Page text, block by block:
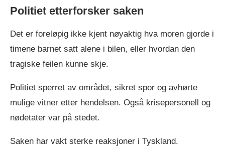
Politiet etterforsker saken
Det er foreløpig ikke kjent nøyaktig hva moren gjorde i
timene barnet satt alene i bilen, eller hvordan den
tragiske feilen kunne skje.
Politiet sperret av området, sikret spor og avhørte
mulige vitner etter hendelsen. Også krisepersonell og
nødetater var på stedet.
Saken har vakt sterke reaksjoner i Tyskland.